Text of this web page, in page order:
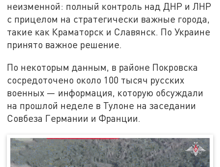
неизменной: полный контроль над ДНР и ЛНР
с прицелом на стратегически важные города,
такие как Краматорск и Славянск. По Украине
принято важное решение.
По некоторым данным, в районе Покровска
сосредоточено около 100 тысяч русских
военных — информация, которую обсуждали
на прошлой неделе в Тулоне на заседании
Совбеза Германии и Франции.